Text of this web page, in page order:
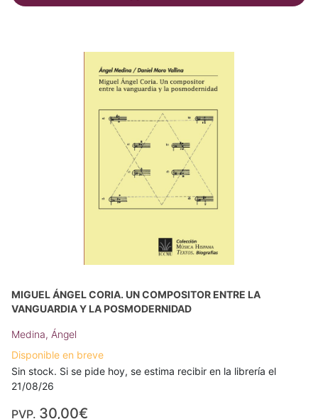
MIGUEL ÁNGEL CORIA. UN COMPOSITOR ENTRE LA
VANGUARDIA Y LA POSMODERNIDAD
Medina, Ángel
Disponible en breve
Sin stock. Si se pide hoy, se estima recibir en la librería el
21/08/26
PVP. 30,00€